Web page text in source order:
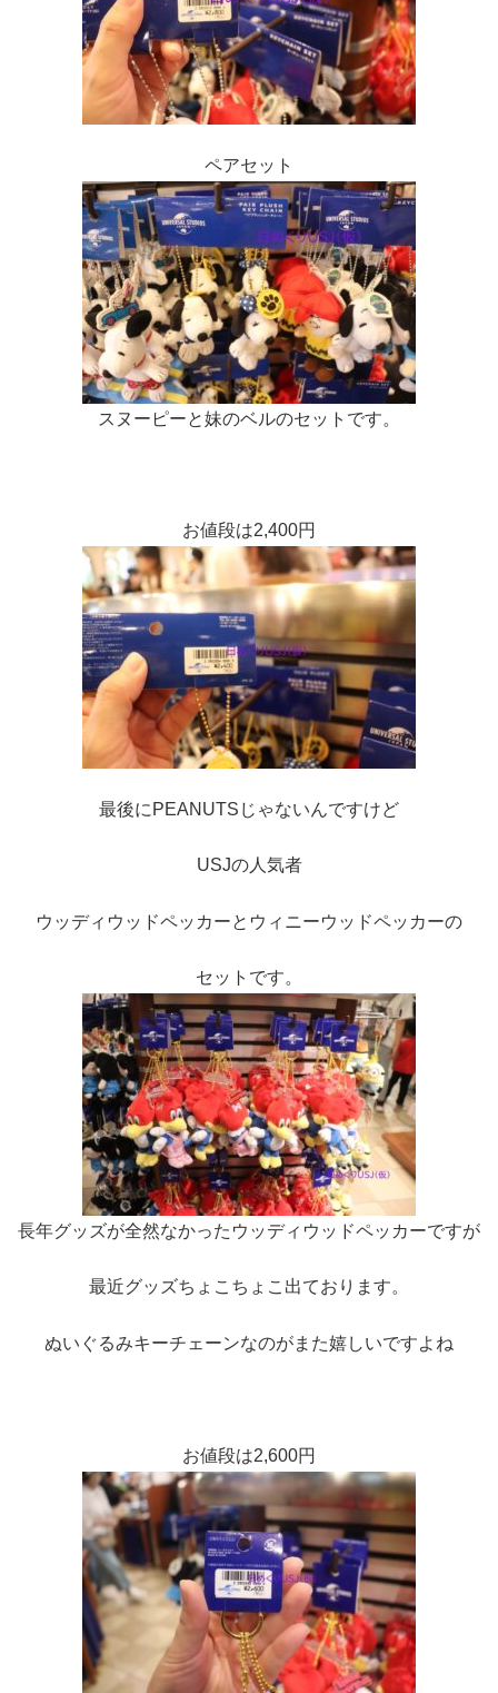
ペアセット
スヌーピーと妹のベルのセットです。
お値段は2,400円
最後にPEANUTSじゃないんですけど
USJの人気者
ウッディウッドペッカーとウィニーウッドペッカーの
セットです。
長年グッズが全然なかったウッディウッドペッカーですが
最近グッズちょこちょこ出ております。
ぬいぐるみキーチェーンなのがまた嬉しいですよね
お値段は2,600円